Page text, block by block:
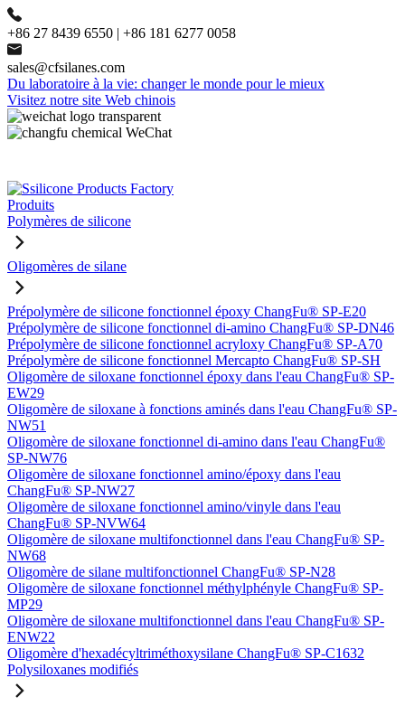
+86 27 8439 6550 | +86 181 6277 0058
sales@cfsilanes.com
Du laboratoire à la vie: changer le monde pour le mieux
Visitez notre site Web chinois
Produits
Polymères de silicone
Oligomères de silane
Prépolymère de silicone fonctionnel époxy ChangFu® SP-E20
Prépolymère de silicone fonctionnel di-amino ChangFu® SP-DN46
Prépolymère de silicone fonctionnel acryloxy ChangFu® SP-A70
Prépolymère de silicone fonctionnel Mercapto ChangFu® SP-SH
Oligomère de siloxane fonctionnel époxy dans l'eau ChangFu® SP-
EW29
Oligomère de siloxane à fonctions aminés dans l'eau ChangFu® SP-
NW51
Oligomère de siloxane fonctionnel di-amino dans l'eau ChangFu®
SP-NW76
Oligomère de siloxane fonctionnel amino/époxy dans l'eau
ChangFu® SP-NW27
Oligomère de siloxane fonctionnel amino/vinyle dans l'eau
ChangFu® SP-NVW64
Oligomère de siloxane multifonctionnel dans l'eau ChangFu® SP-
NW68
Oligomère de silane multifonctionnel ChangFu® SP-N28
Oligomère de siloxane fonctionnel méthylphényle ChangFu® SP-
MP29
Oligomère de siloxane multifonctionnel dans l'eau ChangFu® SP-
ENW22
Oligomère d'hexadécyltriméthoxysilane ChangFu® SP-C1632
Polysiloxanes modifiés